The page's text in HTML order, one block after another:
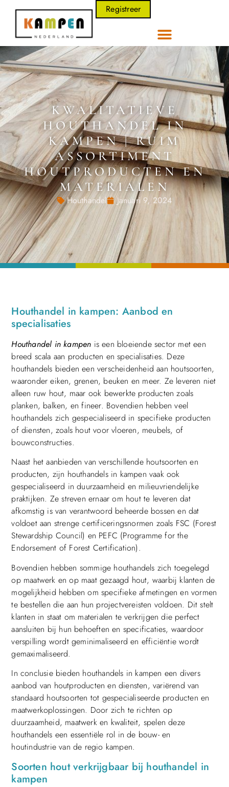
Registreer
KWALITATIEVE
HOUTHANDEL IN
KAMPEN | RUIM
ASSORTIMENT
HOUTPRODUCTEN EN
MATERIALEN
Houthandel Januari 9, 2024
Houthandel in kampen: Aanbod en
specialisaties
Houthandel in kampen is een bloeiende sector met een
breed scala aan producten en specialisaties. Deze
houthandels bieden een verscheidenheid aan houtsoorten,
waaronder eiken, grenen, beuken en meer. Ze leveren niet
alleen ruw hout, maar ook bewerkte producten zoals
planken, balken, en fineer. Bovendien hebben veel
houthandels zich gespecialiseerd in specifieke producten
of diensten, zoals hout voor vloeren, meubels, of
bouwconstructies.
Naast het aanbieden van verschillende houtsoorten en
producten, zijn houthandels in kampen vaak ook
gespecialiseerd in duurzaamheid en milieuvriendelijke
praktijken. Ze streven ernaar om hout te leveren dat
afkomstig is van verantwoord beheerde bossen en dat
voldoet aan strenge certificeringsnormen zoals FSC (Forest
Stewardship Council) en PEFC (Programme for the
Endorsement of Forest Certification).
Bovendien hebben sommige houthandels zich toegelegd
op maatwerk en op maat gezaagd hout, waarbij klanten de
mogelijkheid hebben om specifieke afmetingen en vormen
te bestellen die aan hun projectvereisten voldoen. Dit stelt
klanten in staat om materialen te verkrijgen die perfect
aansluiten bij hun behoeften en specificaties, waardoor
verspilling wordt geminimaliseerd en efficiëntie wordt
gemaximaliseerd.
In conclusie bieden houthandels in kampen een divers
aanbod van houtproducten en diensten, variërend van
standaard houtsoorten tot gespecialiseerde producten en
maatwerkoplossingen. Door zich te richten op
duurzaamheid, maatwerk en kwaliteit, spelen deze
houthandels een essentiële rol in de bouw- en
houtindustrie van de regio kampen.
Soorten hout verkrijgbaar bij houthandel in
kampen